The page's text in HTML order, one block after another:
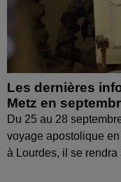
Les dernières
Metz en
Du 25 au 28
voyage apostolique
à Lourdes, il se rendra